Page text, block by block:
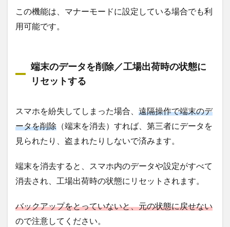
この機能は、マナーモードに設定している場合でも利
用可能です。
端末のデータを削除／工場出荷時の状態に
リセットする
スマホを紛失してしまった場合、 遠隔操作で端末のデ
ータを削除 （端末を消去）すれば、第三者にデータを
見られたり、盗まれたりしないで済みます。
端末を消去すると、スマホ内のデータや設定がすべて
消去され、工場出荷時の状態にリセットされます。
バックアップをとっていないと、元の状態に戻せない
ので注意してください。